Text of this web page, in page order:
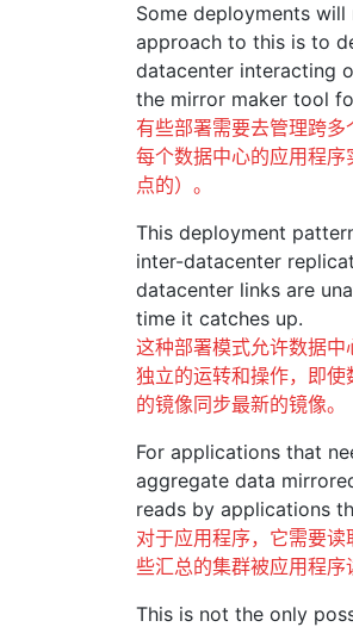
Some deployments
approach to this is to
datacenter interacting
the mirror maker tool
有些部署需要去管理跨
每个数据中心的应用程
点的）。
This deployment
inter-datacenter
datacenter links are
time it catches up.
这种部署模式允许数据
独立的运转和操作，即
的镜像同步最新的镜像。
For applications that
aggregate data
reads by applications
对于应用程序，它需要
些汇总的集群被应用程序
This is not the only